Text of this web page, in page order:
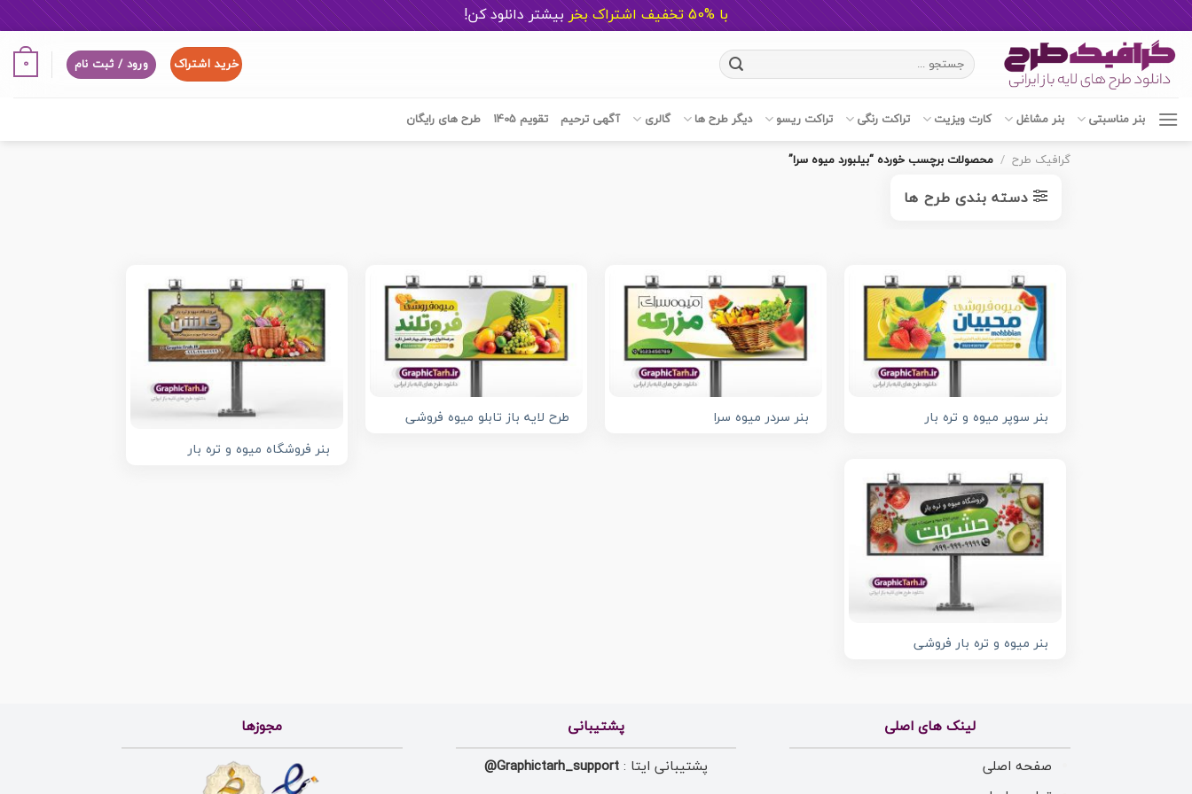
با %50 تخفیف اشتراک بخر بیشتر دانلود کن!
content
جستجو
برای:
خرید اشتراک ورود / ثبت نام 0
بنر مناسبتی بنر مشاغل کارت ویزیت تراکت رنگی تراکت ریسو دیگر طرح ها گالری آگهی ترحیم تقویم 1405 طرح های رایگان
گرافیک طرح / محصولات برچسب خورده “بیلبورد میوه سرا”
دسته بندی طرح ها
بنر سوپر میوه و تره بار بنر سردر میوه سرا
طرح لایه باز تابلو میوه فروشی
بنر فروشگاه میوه و تره بار
بنر میوه و تره بار فروشی
لینک های اصلی
صفحه اصلی
پشتیبانی
پشتیبانی ایتا : Graphictarh_support@
مجوزها